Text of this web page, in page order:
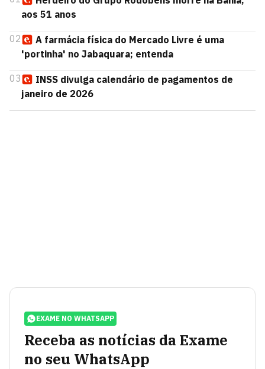
aos 51 anos
02
A farmácia física do Mercado Livre é uma
'portinha' no Jabaquara; entenda
03
INSS divulga calendário de pagamentos de
janeiro de 2026
EXAME NO WHATSAPP
Receba as notícias da Exame
no seu WhatsApp